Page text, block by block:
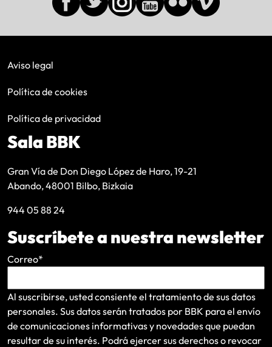
Aviso legal
Política de cookies
Política de privacidad
Sala BBK
Gran Vía de Don Diego López de Haro, 19-21
Abando, 48001 Bilbo, Bizkaia
944 05 88 24
Suscríbete a nuestra newsletter
Correo*
Al suscribirse, usted consiente el tratamiento de sus datos
personales. Sus datos serán tratados por BBK para el envío
de comunicaciones informativas y novedades que puedan
resultar de su interés. Podrá ejercer sus derechos o revocar